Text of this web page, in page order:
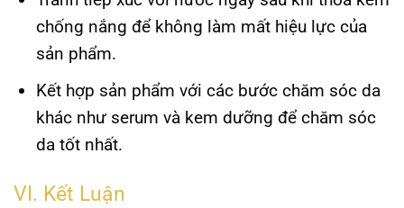
chống nắng để không làm mất hiệu lực của
sản phẩm.
Kết hợp sản phẩm với các bước chăm sóc da
khác như serum và kem dưỡng để chăm sóc
da tốt nhất.
VI. Kết Luận